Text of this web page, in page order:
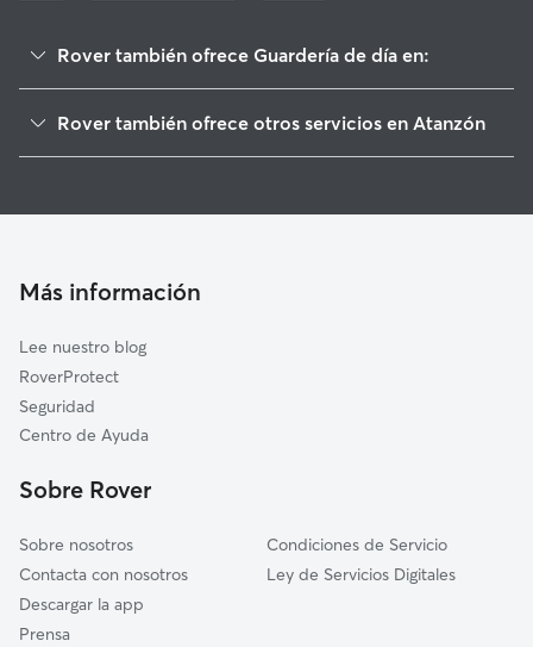
Rover también ofrece Guardería de día en:
Torija
Tórtola de Henares
Yebes
Cañizar
Peñalver
Armuña de Tajuña
Rover también ofrece otros servicios en Atanzón
Cuidadores a domicilio en Atanzon
Más información
Lee nuestro blog
RoverProtect
Seguridad
Centro de Ayuda
Sobre Rover
Sobre nosotros
Contacta con nosotros
Descargar la app
Prensa
Condiciones de Servicio
Ley de Servicios Digitales